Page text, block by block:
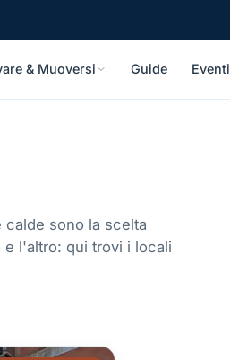
& Muoversi Guide Eventi
sono la scelta
e l'altro: qui trovi i locali